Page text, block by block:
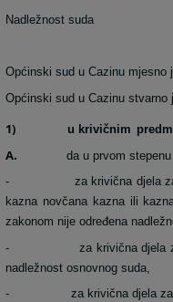
Nadležnost suda
Općinski sud u Cazinu mjesno
Općinski sud u Cazinu stvarno
1) u krivičnim
A. da u prvom
-
za krivična djela
kazna novčana kazna ili
zakonom nije određena
-
za krivična djela
nadležnost osnovnog suda,
-
za krivična djela